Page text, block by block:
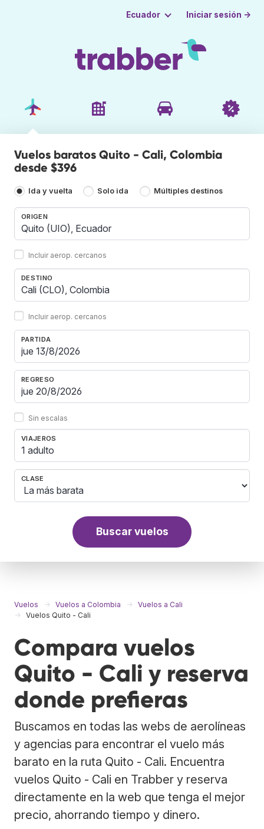
Ecuador Iniciar sesión →
Vuelos baratos Quito - Cali, Colombia
desde $396
Ida y vuelta Solo ida Múltiples destinos
ORIGEN
Incluir aerop. cercanos
DESTINO
Incluir aerop. cercanos
PARTIDA
REGRESO
Sin escalas
VIAJEROS
1 adulto
CLASE
Buscar vuelos
Vuelos Vuelos a Colombia
Vuelos a Cali
Vuelos Quito - Cali
Compara vuelos
Quito - Cali y reserva
donde prefieras
Buscamos en todas las webs de aerolíneas
y agencias para encontrar el vuelo más
barato en la ruta Quito - Cali. Encuentra
vuelos Quito - Cali en Trabber y reserva
directamente en la web que tenga el mejor
precio, ahorrando tiempo y dinero.